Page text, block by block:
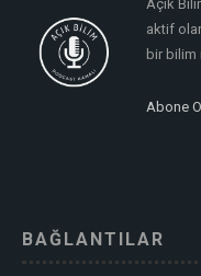
Açık
aktif
bir bilim
Abone Ol
BAĞLANTILAR